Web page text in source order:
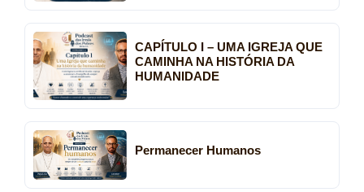
CAPÍTULO I – UMA IGREJA QUE
CAMINHA NA HISTÓRIA DA
HUMANIDADE
Permanecer Humanos